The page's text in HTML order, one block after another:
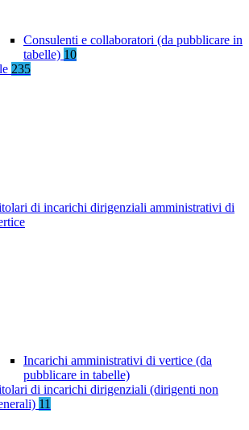
Consulenti e collaboratori (da pubblicare in
tabelle) 10
235
di incarichi dirigenziali amministrativi di
Incarichi amministrativi di vertice (da
pubblicare in tabelle)
di incarichi dirigenziali (dirigenti non
11